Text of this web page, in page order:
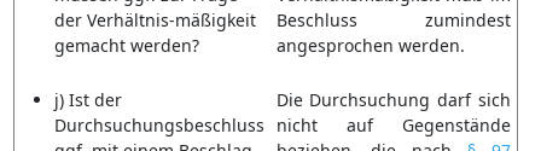
der Verhältnis-mäßigkeit
gemacht werden?
Beschluss zumindest
angesprochen werden.
j) Ist der
Durchsuchungsbeschluss
Die Durchsuchung darf sich
nicht auf Gegenstände